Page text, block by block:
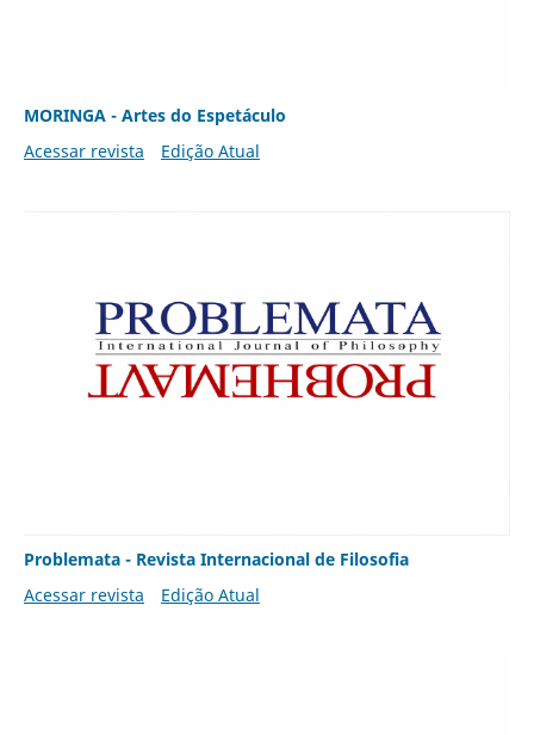
MORINGA - Artes do Espetáculo
Acessar revista
Edição Atual
Problemata - Revista Internacional de Filosofia
Acessar revista
Edição Atual